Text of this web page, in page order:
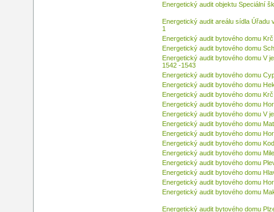
Energetický audit objektu Speciální
Energetický audit areálu sídla Úřadu
1
Energetický audit bytového domu
Energetický audit bytového domu
Energetický audit bytového domu V
1542 -1543
Energetický audit bytového domu
Energetický audit bytového domu
Energetický audit bytového domu
Energetický audit bytového domu
Energetický audit bytového domu V
Energetický audit bytového domu
Energetický audit bytového domu
Energetický audit bytového domu
Energetický audit bytového domu
Energetický audit bytového domu
Energetický audit bytového domu
Energetický audit bytového domu
Energetický audit bytového domu
Energetický audit bytového domu